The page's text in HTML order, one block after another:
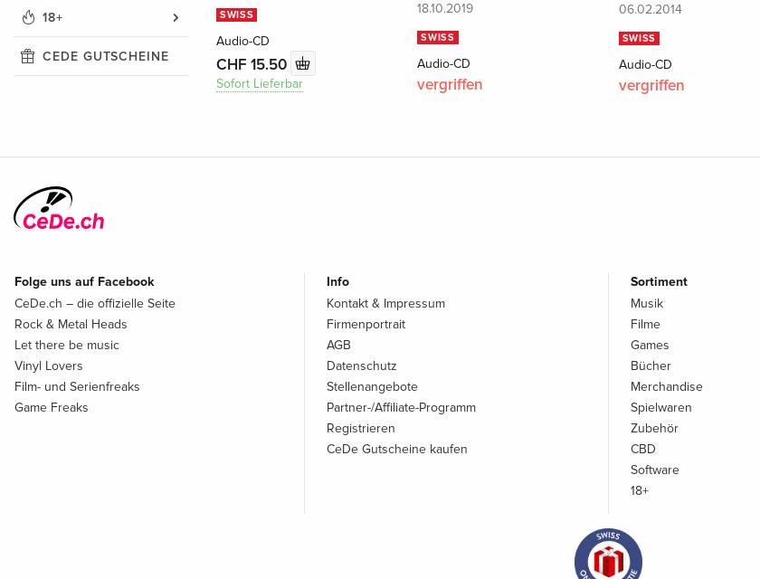
18+
CEDE GUTSCHEINE
SWISS
Audio-CD
CHF 15.50
Sofort Lieferbar
18.10.2019
SWISS
Audio-CD
vergriffen
06.02.2014
SWISS
Audio-CD
vergriffen
Folge uns auf Facebook
CeDe.ch – die offizielle Seite
Rock & Metal Heads
Let there be music
Vinyl Lovers
Film- und Serienfreaks
Game Freaks
Info
Kontakt & Impressum
Firmenportrait
AGB
Datenschutz
Stellenangebote
Partner-/Affiliate-Programm
Registrieren
CeDe Gutscheine kaufen
Sortiment
Musik
Filme
Games
Bücher
Merchandise
Spielwaren
Zubehör
CBD
Software
18+